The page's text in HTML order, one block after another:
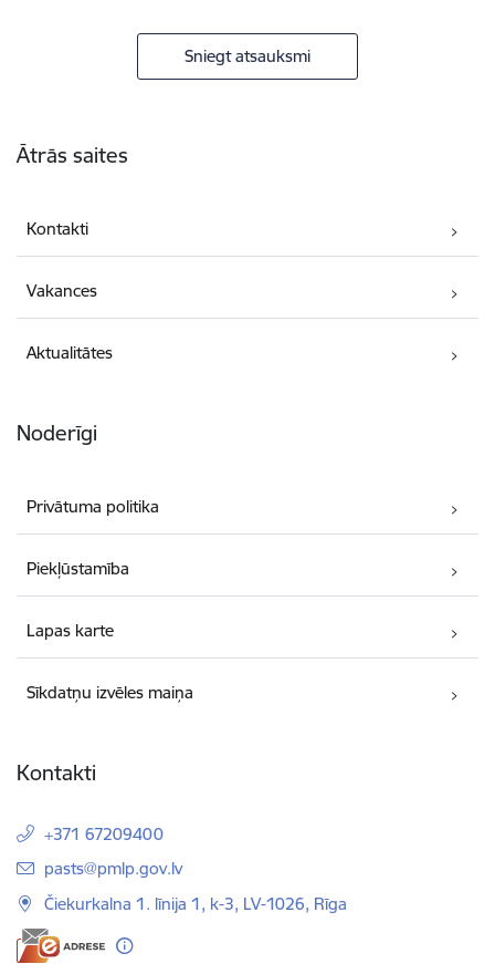
Sniegt atsauksmi
Ātrās saites
Kontakti
Vakances
Aktualitātes
Noderīgi
Privātuma politika
Piekļūstamība
Lapas karte
Sīkdatņu izvēles maiņa
Kontakti
+371 67209400
E-pasts:
pasts@pmlp.gov.lv
Čiekurkalna 1. līnija 1, k-3, LV-1026, Rīga